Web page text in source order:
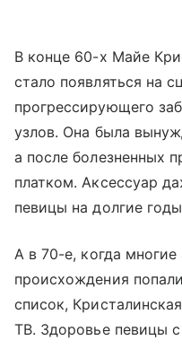
В конце 60-х Майе
стало появляться на
прогрессирующего
узлов. Она была
а после болезненных
платком. Аксессуар
певицы на долгие
А в 70-е, когда
происхождения
список,
ТВ. Здоровье певицы